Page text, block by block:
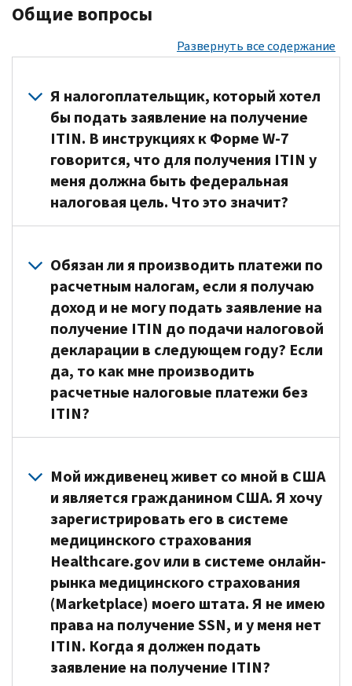
Общие вопросы
Развернуть все содержание
Я налогоплательщик, который хотел
бы подать заявление на получение
ITIN. В инструкциях к Форме W-7
говорится, что для получения ITIN у
меня должна быть федеральная
налоговая цель. Что это значит?
быть
несколько
причин,
свидетельствующих
о
наличии
федеральной
налоговой
цели
по
от
вас
может
потребоваться
подача
федеральной
налоговой
декларации,
может
Обязан ли я производить платежи по
расчетным налогам, если я получаю
доход и не могу подать заявление на
получение ITIN до подачи налоговой
декларации в следующем году? Если
да, то как мне производить
расчетные налоговые платежи без
ITIN?
вы
получаете
без
удержания
налогов,
вам,
возможно,
придется
произвести
расчетные
Мой иждивенец живет со мной в США
и является гражданином США. Я хочу
зарегистрировать его в системе
медицинского страхования
Healthcare.gov или в системе онлайн-
рынка медицинского страхования
(Marketplace) моего штата. Я не имею
права на получение SSN, и у меня нет
ITIN. Когда я должен подать
заявление на получение ITIN?